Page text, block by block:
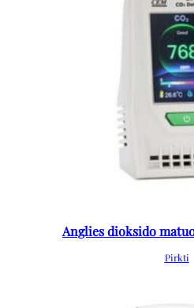
Anglies dioksido
Pirkti